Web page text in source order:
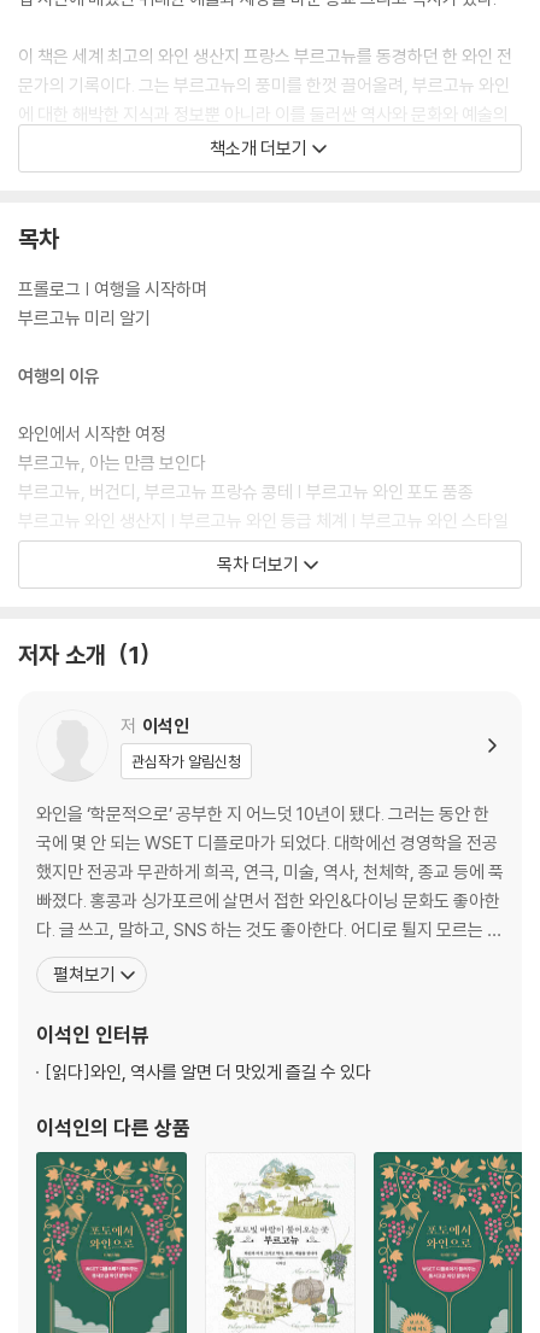
이 책은 세계 최고의 와인 생산지 프랑스 부르고뉴를 동경하던 한 와인 전
문가의 기록이다. 그는 부르고뉴의 풍미를 한껏 끌어올려, 부르고뉴 와인
에 대한 해박한 지식과 정보뿐 아니라 이를 둘러싼 역사와 문화와 예술의
풍경을 이 책에 담아냈다. 위대한 와인이 탄생하기까지 부르고뉴는 어떻게
영글고 익어왔을까. 그 완벽한 포도빛 숙성의 배경에는 무엇이 자리했을
을 따라 속속들이 펼쳐진다. 이 책은 와인을 좋아하는 사람의 이야기이다.
풍경 속에 머무른 이야기이기도 하다.
책소개 더보기
목차
프롤로그 | 여행을 시작하며
부르고뉴 미리 알기
여행의 이유
와인에서 시작한 여정
부르고뉴, 아는 만큼 보인다
부르고뉴, 버건디, 부르고뉴 프랑슈 콩테 | 부르고뉴 와인 포도 품종
부르고뉴 와인 생산지 | 부르고뉴 와인 등급 체계 | 부르고뉴 와인 스타일
디종으로 가는 길, 프랑스 청년 아르망
디종에는 머스터드소스만 있는 게 아니다
첫째 날
행운은 어디에서 오는 걸까?
쇼핑과 만찬
부르고뉴 와인 합리적으로 구입하기
라이징 스타 와인 생산자 | 네고시앙의 매력
부르고뉴에서는 어떤 아페리티프를 마실까?
사부아 데구스테, 미식의 철학과 퀴진 부르주아즈
에스카르고 | 에스카르고 드 부르고뉴 (요리) | 샤롤레 쇠고기 | 뵈프 부르
기뇽 (요리)
돼지고기 가공품 | 브레스 닭고기 | 코쿠뱅 (요리) | 트러플 | 치즈 | 머스터
둘째 날
신선하지만 심각한 바게트
디종 한가운데서 만난 뜻밖의 인물
부엉이를 따라가세요
디종 노트르담 성당과 검은 성모 마리아
라 리베라시옹
어마어마한 복수극, 부르고뉴 공국의 120년 역사
목차 더보기
저자 소개 1
저 이석인
관심작가 알림신청
와인을 ‘학문적으로’ 공부한 지 어느덧 10년이 됐다. 그러는 동안 한
국에 몇 안 되는 WSET 디플로마가 되었다. 대학에선 경영학을 전공
했지만 전공과 무관하게 희곡, 연극, 미술, 역사, 천체학, 종교 등에 푹
빠졌다. 홍콩과 싱가포르에 살면서 접한 와인&다이닝 문화도 좋아한
다. 글 쓰고, 말하고, SNS 하는 것도 좋아한다. 어디로 튈지 모르는 호
기심은 나를 셀 수 없이 많은 다양한 분야로 이끌었다. 관심사가 너무
많아 와인이란 한 우물만 10년을 팔 위인이 아닌데, 한결같이 너그럽
제라면, 영원히 멈추지 않
펼쳐보기
이석인 인터뷰
[읽다]와인, 역사를 알면 더 맛있게 즐길 수 있다
이석인의 다른 상품